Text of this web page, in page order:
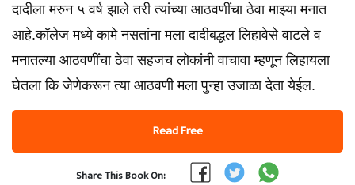
दादीला मरुन ५ वर्ष झाले तरी त्यांच्या आठवणींचा ठेवा माझ्या मनात
आहे.कॉलेज मध्ये कामे नसतांना मला दादीबद्धल लिहावेसे वाटले व
मनातल्या आठवणींचा ठेवा सहजच लोकांनी वाचावा म्हणून लिहायला
घेतला कि जेणेकरून त्या आठवणी मला पुन्हा उजाळा देता येईल.
Read Free
Share This Book On: